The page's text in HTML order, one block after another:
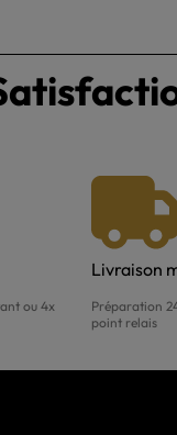
ou 4x
Livraison
Préparation
point relais